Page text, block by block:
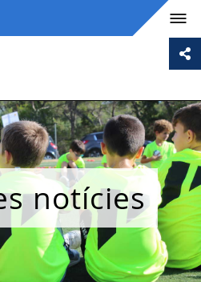
notícies